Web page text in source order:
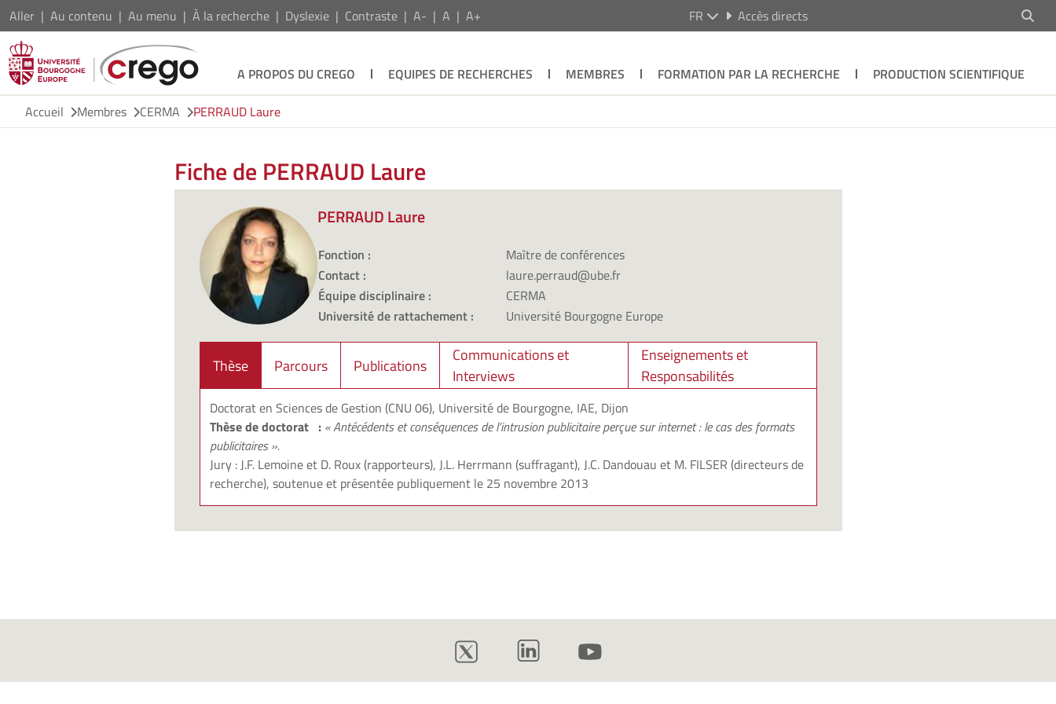
Aller Au contenu Au menu À la recherche Dyslexie Contraste A- A A+ FR Accès directs
A PROPOS DU CREGO EQUIPES DE RECHERCHES MEMBRES FORMATION PAR LA RECHERCHE
PRODUCTION SCIENTIFIQUE
Accueil
Membres CERMA PERRAUD Laure
Fiche de PERRAUD Laure
PERRAUD Laure
Fonction :
Maître de conférences
Contact :
laure.perraud@ube.fr
Équipe disciplinaire :
CERMA
Université de rattachement :
Université Bourgogne Europe
Thèse Parcours Publications
Communications et
Interviews
Enseignements et
Responsabilités
Doctorat en Sciences de Gestion (CNU 06), Université de Bourgogne, IAE, Dijon
Thèse de doctorat : «Antécédents et conséquences de l’intrusion publicitaire perçue sur internet : le cas des formats
publicitaires ».
Jury : J.F. Lemoine et D. Roux (rapporteurs), J.L. Herrmann (suffragant), J.C. Dandouau et M. FILSER (directeurs de
recherche), soutenue et présentée publiquement le 25 novembre 2013